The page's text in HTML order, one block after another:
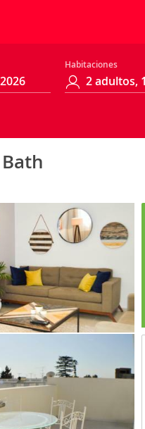
Habitaciones